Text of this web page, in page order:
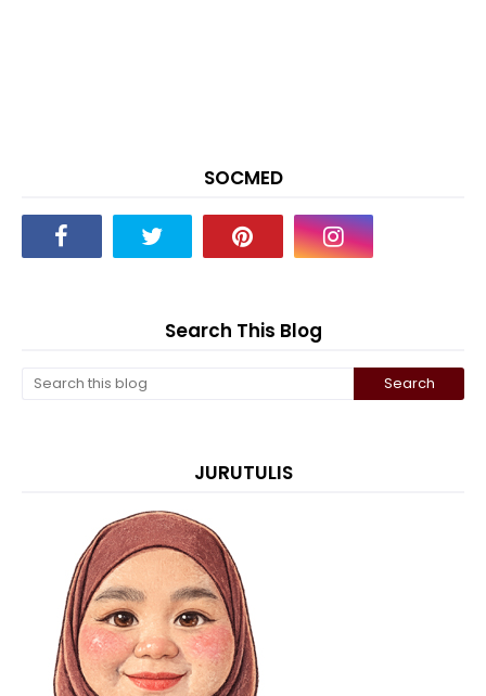
SOCMED
Search This Blog
JURUTULIS